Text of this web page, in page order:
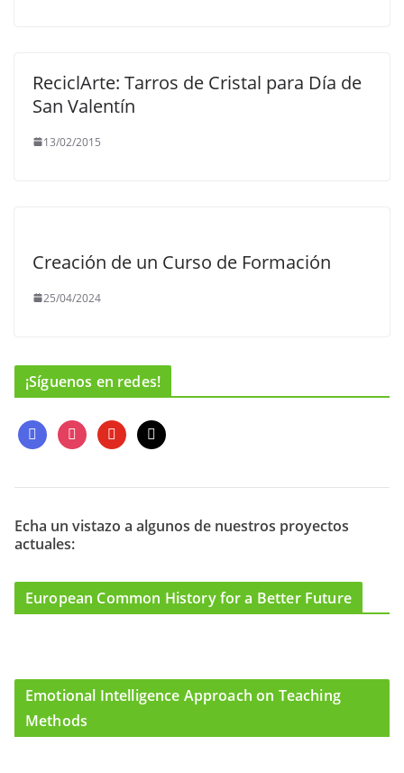
ReciclArte: Tarros de Cristal para Día de
San Valentín
13/02/2015
Creación de un Curso de Formación
25/04/2024
¡Síguenos en redes!
f
a
e
o
o
i
n
t
g
r
m
y
o
t
b
m
a
l
Echa un vistazo a algunos de nuestros proyectos
actuales:
European Common History for a Better Future
Emotional Intelligence Approach on Teaching
Methods